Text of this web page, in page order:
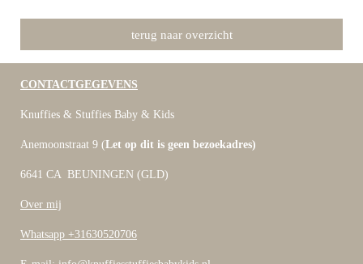
terug naar overzicht
CONTACTGEGEVENS
Knuffies & Stuffies Baby & Kids
Anemoonstraat 9 (Let op dit is geen bezoekadres)
6641 CA BEUNINGEN (GLD)
Over mij
Whatsapp +31630520706